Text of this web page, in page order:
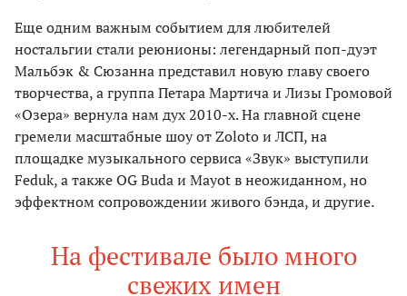
Еще одним важным событием для любителей
ностальгии стали реюнионы: легендарный поп-дуэт
Мальбэк & Сюзанна представил новую главу своего
творчества, а группа Петара Мартича и Лизы Громовой
«Озера» вернула нам дух 2010-х. На главной сцене
гремели масштабные шоу от Zoloto и ЛСП, на
площадке музыкального сервиса «Звук» выступили
Feduk, а также OG Buda и Mayot в неожиданном, но
эффектном сопровождении живого бэнда, и другие.
На фестивале было много
свежих имен